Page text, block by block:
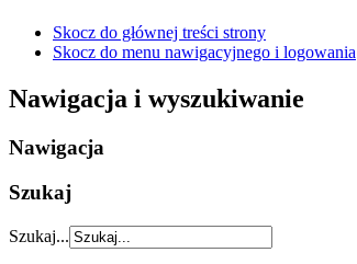
Skocz do głównej treści strony
Skocz do menu nawigacyjnego i logowania
Nawigacja i wyszukiwanie
Nawigacja
Szukaj
Szukaj...